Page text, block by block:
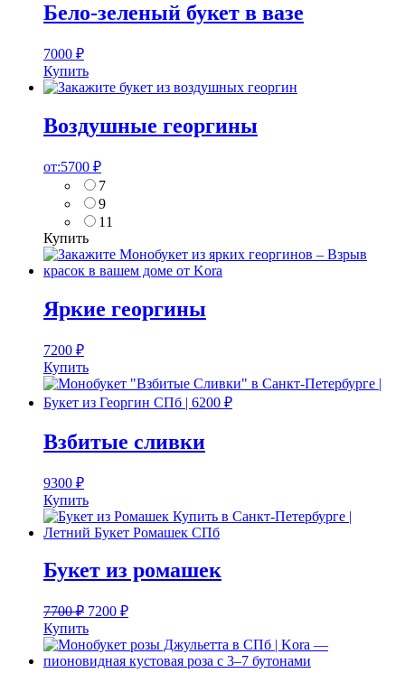
Бело-зеленый букет в вазе
7000 ₽
Купить
Воздушные георгины
от:5700 ₽
7
9
11
Купить
Яркие георгины
7200 ₽
Купить
Взбитые сливки
9300 ₽
Купить
Букет из ромашек
7700₽ 7200 ₽
Купить